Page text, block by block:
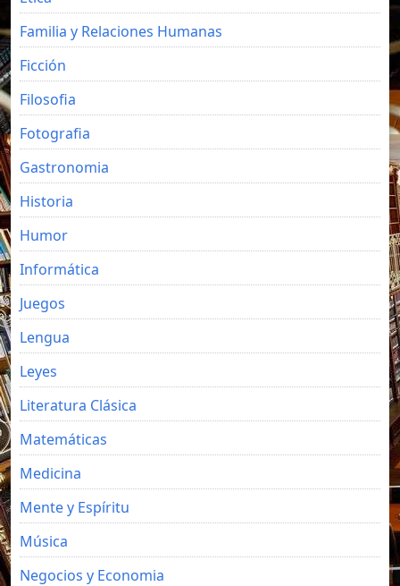
Familia y Relaciones Humanas
Ficción
Filosofia
Fotografia
Gastronomia
Historia
Humor
Informática
Juegos
Lengua
Leyes
Literatura Clásica
Matemáticas
Medicina
Mente y Espíritu
Música
Negocios y Economia